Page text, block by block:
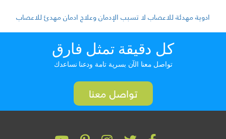
ادوية مهدئة للاعصاب لا تسبب الإدمان وعلاج ادمان مهدئ للاعصاب
كل دقيقة تمثل فارق
تواصل معنا الآن بسرية تامة ودعنا نساعدك
تواصل معنا